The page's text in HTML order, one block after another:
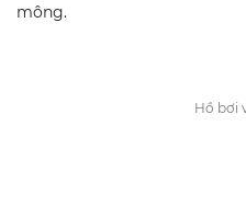
mông.
Hồ bơi